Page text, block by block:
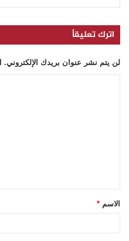
اترك تعليقاً
لن يتم نشر عنوان بريدك الإلكتروني.
الاسم *